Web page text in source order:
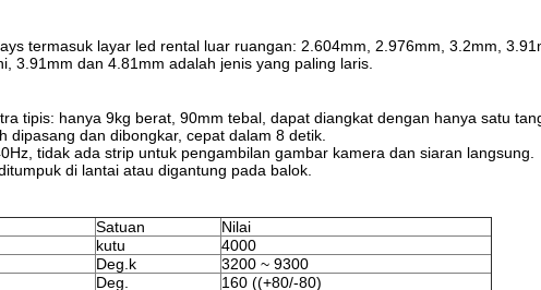
termasuk layar led rental luar ruangan: 2.604mm, 2.976mm, 3.2mm,
3.91mm dan 4.81mm adalah jenis yang paling laris.
tipis: hanya 9kg berat, 90mm tebal, dapat diangkat dengan hanya satu
dipasang dan dibongkar, cepat dalam 8 detik.
tidak ada strip untuk pengambilan gambar kamera dan siaran langsung.
di lantai atau digantung pada balok.
Satuan
Nilai
kutu
4000
Deg.k
3200 ~ 9300
Deg.
160 ((+80/-80)